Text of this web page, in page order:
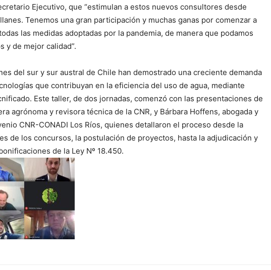
Ejecutivo, que “estimulan a estos nuevos consultores desde
Tenemos una gran participación y muchas ganas por comenzar a
las medidas adoptadas por la pandemia, de manera que podamos
y de mejor calidad”.
del sur y sur austral de Chile han demostrado una creciente demanda
que contribuyan en la eficiencia del uso de agua, mediante
Este taller, de dos jornadas, comenzó con las presentaciones de
agrónoma y revisora técnica de la CNR, y Bárbara Hoffens, abogada y
CNR-CONADI Los Ríos, quienes detallaron el proceso desde la
de los concursos, la postulación de proyectos, hasta la adjudicación y
de la Ley Nº 18.450.